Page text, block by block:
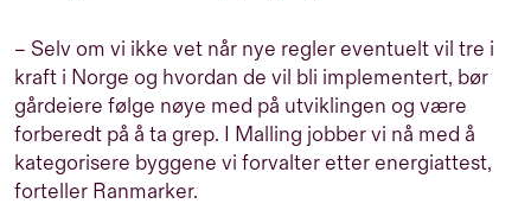
– Selv om vi ikke vet når nye regler eventuelt vil tre i
kraft i Norge og hvordan de vil bli implementert, bør
gårdeiere følge nøye med på utviklingen og være
forberedt på å ta grep. I Malling jobber vi nå med å
kategorisere byggene vi forvalter etter energiattest,
forteller Ranmarker.